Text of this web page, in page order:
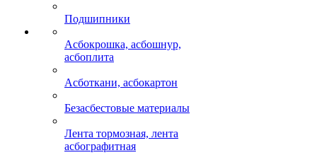
Подшипники
Асбокрошка, асбошнур,
асбоплита
Асботкани, асбокартон
Безасбестовые материалы
Лента тормозная, лента
асбографитная